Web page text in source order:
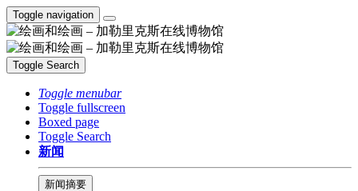
Toggle navigation
Toggle Search
Toggle menubar
Toggle fullscreen
Boxed page
Toggle Search
新闻
新闻摘要